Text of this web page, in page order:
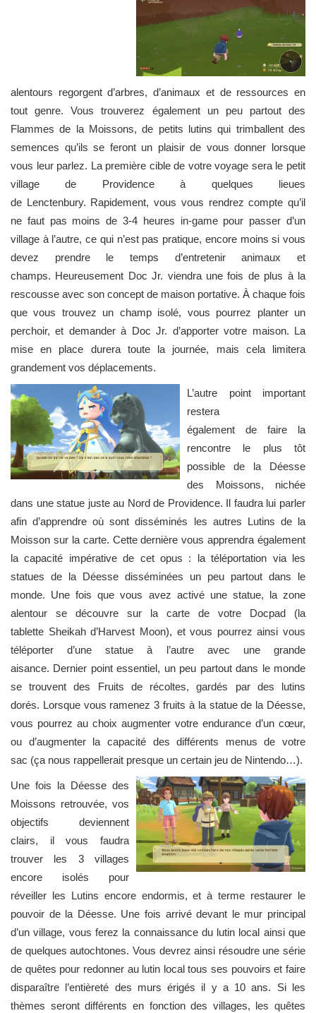
alentours regorgent d’arbres, d’animaux et de ressources en
tout genre. Vous trouverez également un peu partout des
Flammes de la Moissons, de petits lutins qui trimballent des
semences qu’ils se feront un plaisir de vous donner lorsque
vous leur parlez. La première cible de votre voyage sera le petit
village de Providence à quelques lieues
de Lenctenbury. Rapidement, vous vous rendrez compte qu’il
ne faut pas moins de 3-4 heures in-game pour passer d’un
village à l’autre, ce qui n’est pas pratique, encore moins si vous
devez prendre le temps d’entretenir animaux et
champs. Heureusement Doc Jr. viendra une fois de plus à la
rescousse avec son concept de maison portative. À chaque fois
que vous trouvez un champ isolé, vous pourrez planter un
perchoir, et demander à Doc Jr. d’apporter votre maison. La
mise en place durera toute la journée, mais cela limitera
grandement vos déplacements.
L’autre point important
restera
également de faire la
rencontre le plus tôt
possible de la Déesse
des Moissons, nichée
dans une statue juste au Nord de Providence. Il faudra lui parler
afin d’apprendre où sont disséminés les autres Lutins de la
Moisson sur la carte. Cette dernière vous apprendra également
la capacité impérative de cet opus : la téléportation via les
statues de la Déesse disséminées un peu partout dans le
monde. Une fois que vous avez activé une statue, la zone
alentour se découvre sur la carte de votre Docpad (la
tablette Sheikah d’Harvest Moon), et vous pourrez ainsi vous
téléporter d’une statue à l’autre avec une grande
aisance. Dernier point essentiel, un peu partout dans le monde
se trouvent des Fruits de récoltes, gardés par des lutins
dorés. Lorsque vous ramenez 3 fruits à la statue de la Déesse,
vous pourrez au choix augmenter votre endurance d’un cœur,
ou d’augmenter la capacité des différents menus de votre
sac (ça nous rappellerait presque un certain jeu de Nintendo…).
Une fois la Déesse des
Moissons retrouvée, vos
objectifs deviennent
clairs, il vous faudra
trouver les 3 villages
encore isolés pour
réveiller les Lutins encore endormis, et à terme restaurer le
pouvoir de la Déesse. Une fois arrivé devant le mur principal
d’un village, vous ferez la connaissance du lutin local ainsi que
de quelques autochtones. Vous devrez ainsi résoudre une série
de quêtes pour redonner au lutin local tous ses pouvoirs et faire
disparaître l’entièreté des murs érigés il y a 10 ans. Si les
thèmes seront différents en fonction des villages, les quêtes